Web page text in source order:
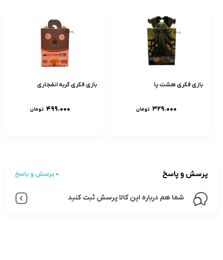
بازی فکری هشت پا
۳۲۹.۰۰۰ تومان
بازی فکری گربه انفجاری
۴۹۹.۰۰۰ تومان
پرسش و پاسخ 0 پرسش و پاسخ
شما هم درباره این کالا پرسش ثبت کنید